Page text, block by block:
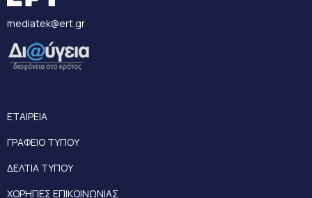
mediatek@ert.gr
ΕΤΑΙΡΕΙΑ
ΓΡΑΦΕΙΟ ΤΥΠΟΥ
ΔΕΛΤΙΑ ΤΥΠΟΥ
ΧΟΡΗΓΙΕΣ ΕΠΙΚΟΙΝΩΝΙΑΣ